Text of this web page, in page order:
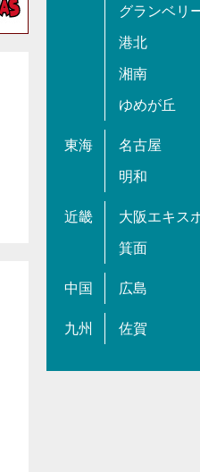
グランベリ
港北
湘南
ゆめが丘
東海 名古屋
明和
近畿 大阪エキス
箕面
中国 広島
九州 佐賀